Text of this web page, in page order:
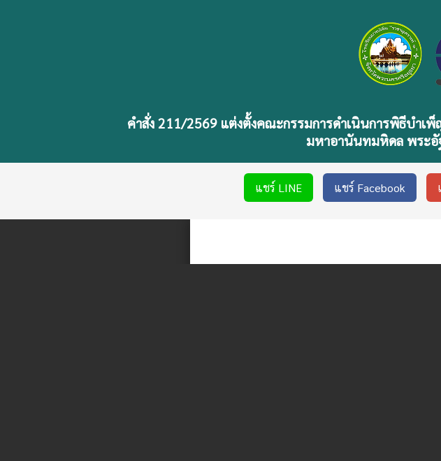
คำสั่ง 211/2569 แต่งตั้งคณะกรรมการดำเนินการพิธีบำ
มหาอานันทมหิดล พระ
แชร์ LINE แชร์ Facebook